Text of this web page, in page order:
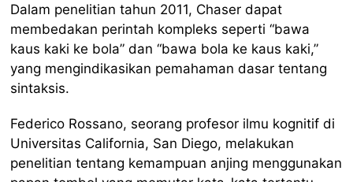
Dalam penelitian tahun 2011, Chaser dapat
membedakan perintah kompleks seperti “bawa
kaus kaki ke bola” dan “bawa bola ke kaus kaki,”
yang mengindikasikan pemahaman dasar tentang
sintaksis.
Federico Rossano, seorang profesor ilmu kognitif di
Universitas California, San Diego, melakukan
penelitian tentang kemampuan anjing menggunakan